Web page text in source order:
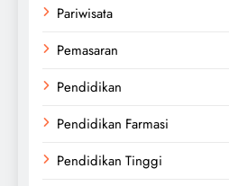
Pariwisata
Pemasaran
Pendidikan
Pendidikan Farmasi
Pendidikan Tinggi